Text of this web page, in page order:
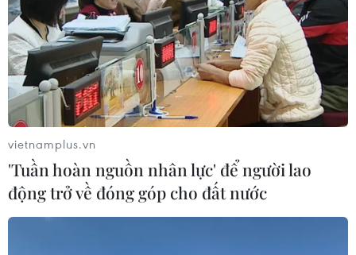
động cơ diesel, trong vòng một năm vào năm 2024 ở
bang Baden-Württemberg.
vietnamplus.vn
'Tuần hoàn nguồn nhân lực' để người lao
động trở về đóng góp cho đất nước